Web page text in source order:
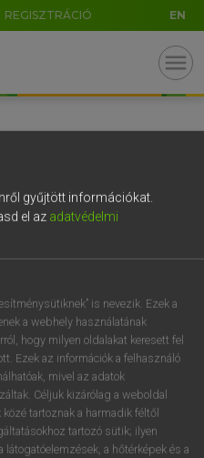
REGISZTRÁCIÓ EN
menu
gyűjtött információkat.
el az adatvédelmi
is nevezik. Ezek a
a webhely használatának
hogy milyen oldalakat keresett fel
Ezek az információk a felhasználó
mivel az adatok
Céljuk kizárólag a weboldal
tartoznak a harmadik féltől
tartozó sütik; ilyen
a hőtérképek és a
. - AltGr